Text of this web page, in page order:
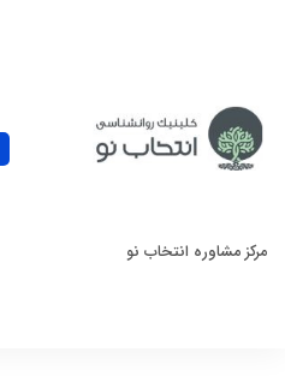
مرکز مشاوره انتخاب نو